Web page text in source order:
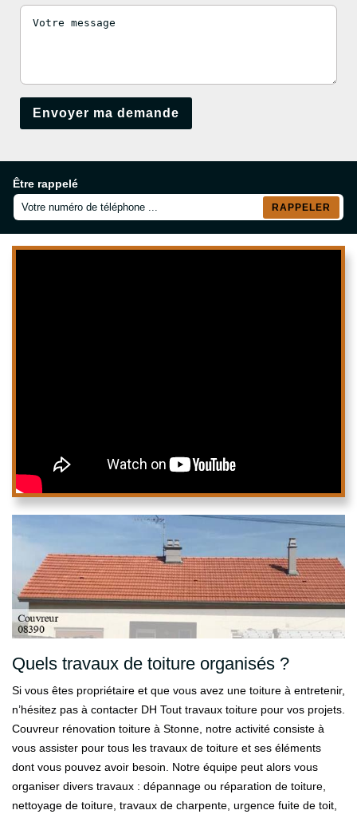
Être rappelé
Quels travaux de toiture organisés ?
Si vous êtes propriétaire et que vous avez une toiture à entretenir,
n’hésitez pas à contacter DH Tout travaux toiture pour vos projets.
Couvreur rénovation toiture à Stonne, notre activité consiste à
vous assister pour tous les travaux de toiture et ses éléments
dont vous pouvez avoir besoin. Notre équipe peut alors vous
organiser divers travaux : dépannage ou réparation de toiture,
nettoyage de toiture, travaux de charpente, urgence fuite de toit,